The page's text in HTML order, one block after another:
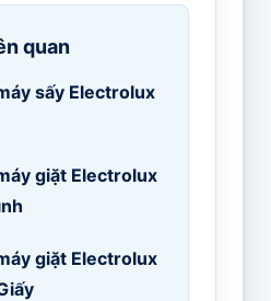
quan
sấy Electrolux
giặt Electrolux
giặt Electrolux